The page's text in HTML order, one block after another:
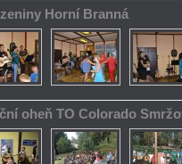
Horní Branná
oheň TO Colorado